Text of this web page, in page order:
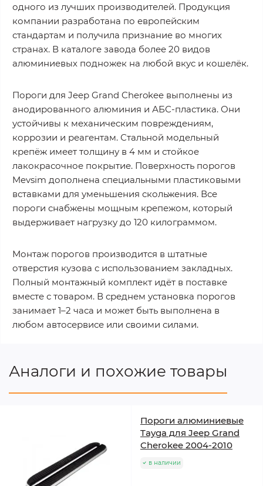
одного из лучших производителей. Продукция
компании разработана по европейским
стандартам и получила признание во многих
странах. В каталоге завода более 20 видов
алюминиевых подножек на любой вкус и кошелёк.
Пороги для Jeep Grand Cherokee выполнены из
анодированного алюминия и АБС-пластика. Они
устойчивы к механическим повреждениям,
коррозии и реагентам. Стальной модельный
крепёж имеет толщину в 4 мм и стойкое
лакокрасочное покрытие. Поверхность порогов
Mevsim дополнена специальными пластиковыми
вставками для уменьшения скольжения. Все
пороги снабжены мощным крепежом, который
выдерживает нагрузку до 120 килограммом.
Монтаж порогов производится в штатные
отверстия кузова с использованием закладных.
Полный монтажный комплект идёт в поставке
вместе с товаром. В среднем установка порогов
занимает 1–2 часа и может быть выполнена в
любом автосервисе или своими силами.
Аналоги и похожие товары
Пороги алюминиевые
Tayga для Jeep Grand
Cherokee 2004-2010
в наличии